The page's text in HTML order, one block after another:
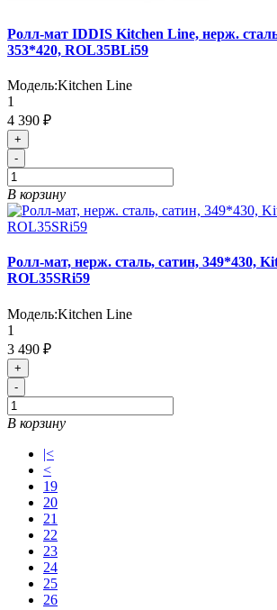
Ролл-мат IDDIS Kitchen Line, нерж.
353*420, ROL35BLi59
Модель:Kitchen Line
1
4 390 ₽
+
-
В корзину
Ролл-мат, нерж. сталь, сатин, 349*430,
ROL35SRi59
Модель:Kitchen Line
1
3 490 ₽
+
-
В корзину
|<
<
19
20
21
22
23
24
25
26